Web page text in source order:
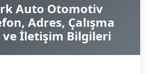
Auto Otomotiv
Adres, Çalışma
ve İletişim Bilgileri